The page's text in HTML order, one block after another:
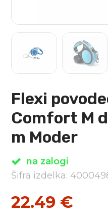
Flexi
Comfort M
m Moder
na zalogi
Šifra izdelka:
22.49 €